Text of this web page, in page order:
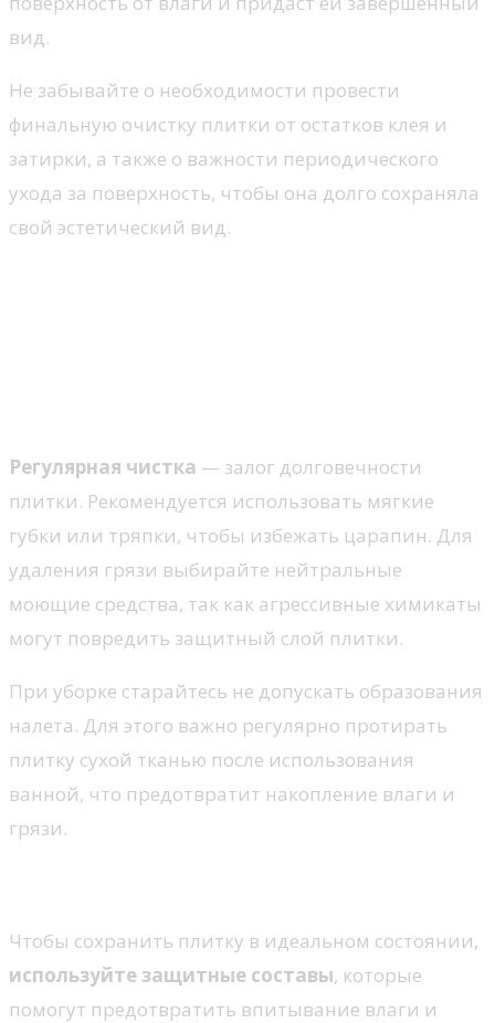
вид.
Не забывайте о необходимости провести
финальную очистку плитки от остатков клея и
затирки, а также о важности периодического
ухода за поверхность, чтобы она долго сохраняла
свой эстетический вид.
Регулярная чистка — залог долговечности
плитки. Рекомендуется использовать мягкие
губки или тряпки, чтобы избежать царапин. Для
удаления грязи выбирайте нейтральные
моющие средства, так как агрессивные химикаты
могут повредить защитный слой плитки.
При уборке старайтесь не допускать образования
налета. Для этого важно регулярно протирать
плитку сухой тканью после использования
ванной, что предотвратит накопление влаги и
грязи.
Чтобы сохранить плитку в идеальном состоянии,
используйте защитные составы, которые
помогут предотвратить впитывание влаги и